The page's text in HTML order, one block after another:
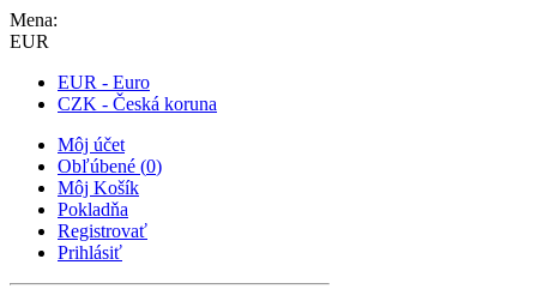
Mena:
EUR
EUR - Euro
CZK - Česká koruna
Môj účet
Obľúbené (0)
Môj Košík
Pokladňa
Registrovať
Prihlásiť